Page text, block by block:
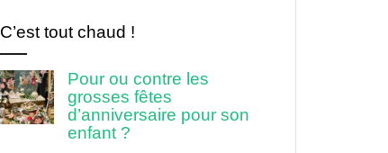
C’est tout chaud !
Pour ou contre les
grosses fêtes
d’anniversaire pour son
enfant ?